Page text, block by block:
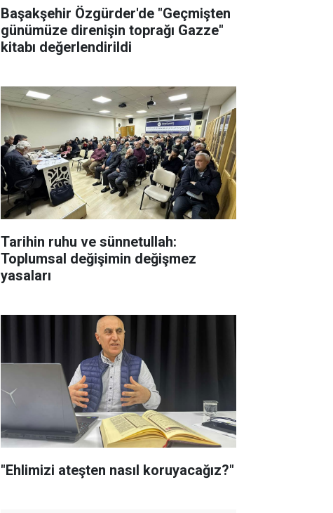
Başakşehir Özgürder'de "Geçmişten
günümüze direnişin toprağı Gazze"
kitabı değerlendirildi
Tarihin ruhu ve sünnetullah:
Toplumsal değişimin değişmez
yasaları
"Ehlimizi ateşten nasıl koruyacağız?"